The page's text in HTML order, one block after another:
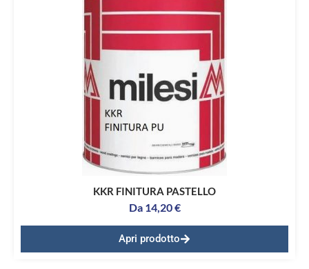
KKR FINITURA PASTELLO
Da 14,20€
Apri prodotto